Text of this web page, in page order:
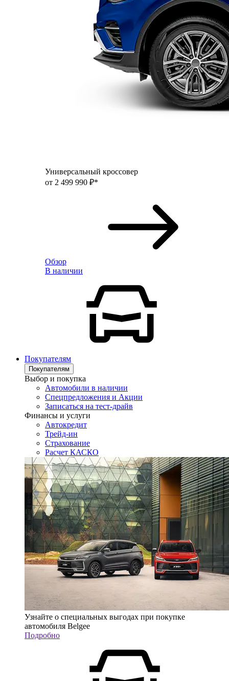
Универсальный кроссовер
от 2 499 990 ₽*
Обзор
В наличии
Покупателям
Покупателям
Выбор и покупка
Автомобили в наличии
Спецпредложения и Акции
Записаться на тест-драйв
Финансы и услуги
Автокредит
Трейд-ин
Страхование
Расчет КАСКО
Узнайте о специальных выгодах при покупке
автомобиля Belgee
Подробно